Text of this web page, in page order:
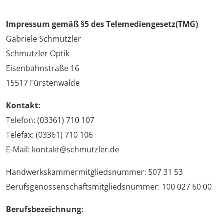
Impressum gemäß §5 des Telemediengesetz(TMG)
Gabriele Schmutzler
Schmutzler Optik
Eisenbahnstraße 16
15517 Fürstenwalde
Kontakt:
Telefon: (03361) 710 107
Telefax: (03361) 710 106
E-Mail: kontakt@schmutzler.de
Handwerkskammermitgliedsnummer: 507 31 53
Berufsgenossenschaftsmitgliedsnummer: 100 027 60 00
Berufsbezeichnung: